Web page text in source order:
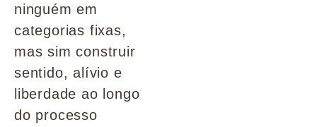
ninguém em
categorias fixas,
mas sim construir
sentido, alívio e
liberdade ao longo
do processo